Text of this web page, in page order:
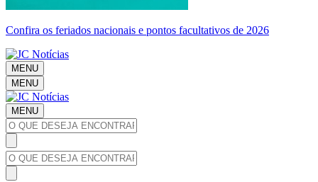
Confira os feriados nacionais e pontos facultativos de 2026
MENU
MENU
MENU